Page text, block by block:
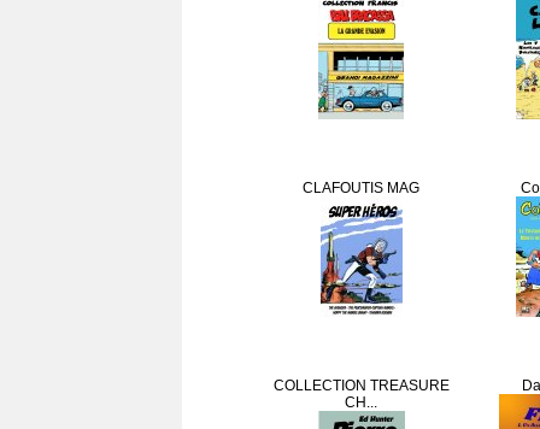
CLAFOUTIS MAG
COLLECTION TREASURE
CH...